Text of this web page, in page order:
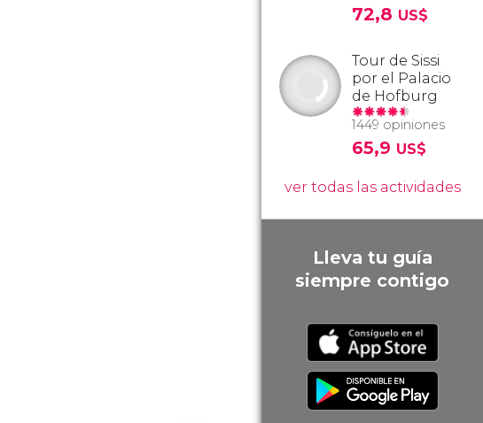
72,8 US$
Tour de Sissi
por el Palacio
de Hofburg
1449 opiniones
65,9 US$
ver todas las actividades
Lleva tu guía
siempre contigo